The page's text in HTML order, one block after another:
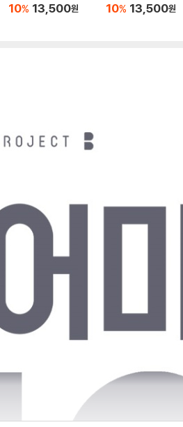
10% 13,500원 10% 13,500원